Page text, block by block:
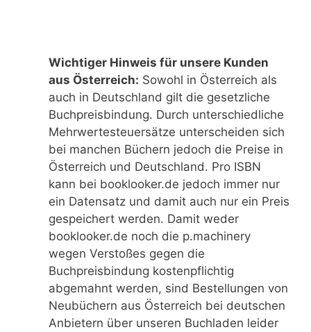
Wichtiger Hinweis für unsere Kunden
aus Österreich: Sowohl in Österreich als
auch in Deutschland gilt die gesetzliche
Buchpreisbindung. Durch unterschiedliche
Mehrwertesteuersätze unterscheiden sich
bei manchen Büchern jedoch die Preise in
Österreich und Deutschland. Pro ISBN
kann bei booklooker.de jedoch immer nur
ein Datensatz und damit auch nur ein Preis
gespeichert werden. Damit weder
booklooker.de noch die p.machinery
wegen Verstoßes gegen die
Buchpreisbindung kostenpflichtig
abgemahnt werden, sind Bestellungen von
Neubüchern aus Österreich bei deutschen
Anbietern über unseren Buchladen leider